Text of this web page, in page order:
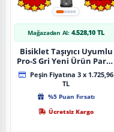
Mağazadan Al: 4.528,10 TL
Bisiklet Taşıyıcı Uyumlu
Pro-S Gri Yeni Ürün Parça
Tavan Tipi Bisiklet
Taşıyıcı
Peşin Fiyatına 3 x 1.725,96
TL
%5 Puan Fırsatı
Ücretsiz Kargo